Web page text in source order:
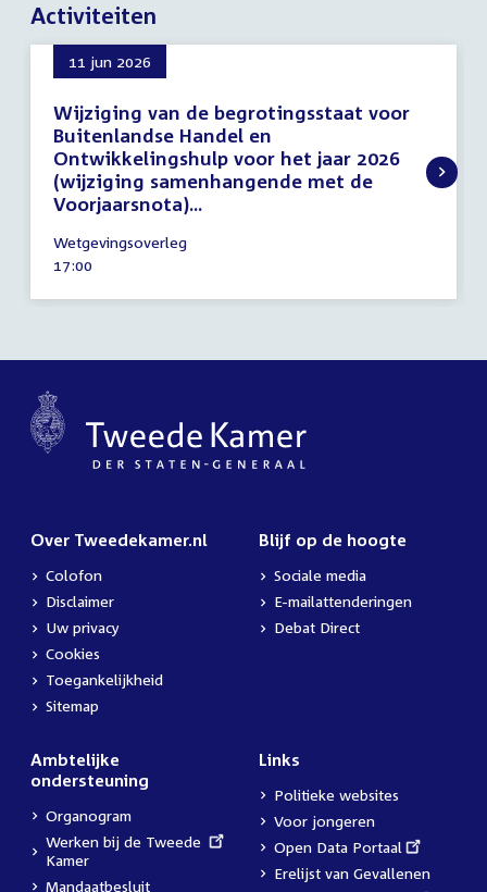
Activiteiten
11 jun 2026
Wijziging van de begrotingsstaat voor
Buitenlandse Handel en
Ontwikkelingshulp voor het jaar 2026
(wijziging samenhangende met de
Voorjaarsnota)...
juni
2026
Wetgevingsoverleg
Tijd
17:00
Over Tweedekamer.nl
Colofon
Disclaimer
Uw privacy
Cookies
Toegankelijkheid
Sitemap
Blijf op de hoogte
Sociale media
E-mailattenderingen
Debat Direct
Ambtelijke
ondersteuning
Organogram
External
link:
Werken bij de Tweede
Kamer
Mandaatbesluit
Links
Politieke websites
Voor jongeren
External
link:
Open Data Portaal
Erelijst van Gevallenen